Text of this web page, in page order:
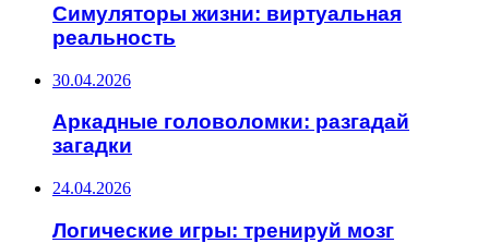
Симуляторы жизни: виртуальная
реальность
30.04.2026
Аркадные головоломки: разгадай
загадки
24.04.2026
Логические игры: тренируй мозг